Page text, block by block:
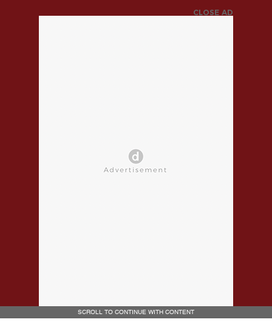
CLOSE AD
SCROLL TO CONTINUE WITH CONTENT